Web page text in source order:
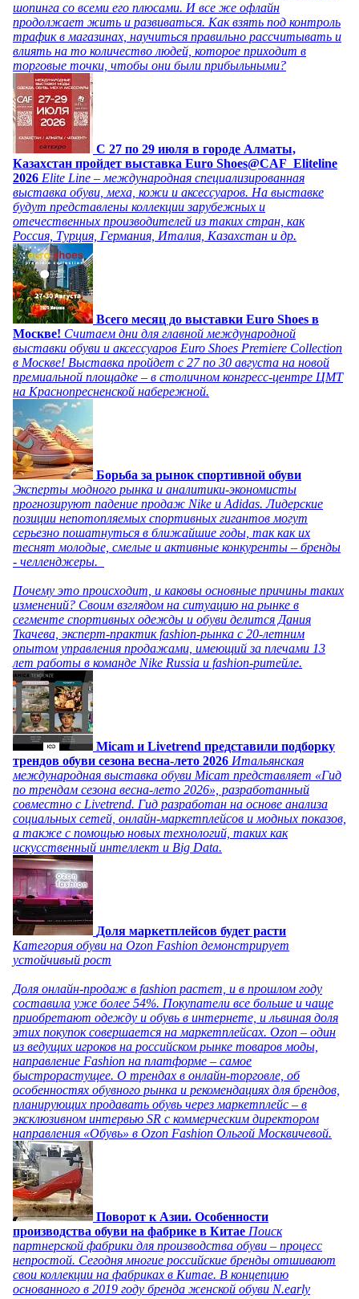
шопинга со всеми его плюсами. И все же офлайн
продолжает жить и развиваться. Как взять под контроль
трафик в магазинах, научиться правильно рассчитывать и
влиять на то количество людей, которое приходит в
торговые точки, чтобы они были прибыльными?
C 27 по 29 июля в городе Алматы,
Казахстан пройдет выставка Euro Shoes@CAF_Eliteline
2026 Elite Line – международная специализированная
выставка обуви, меха, кожи и аксессуаров. На выставке
будут представлены коллекции зарубежных и
отечественных производителей из таких стран, как
Россия, Турция, Германия, Италия, Казахстан и др.
Всего месяц до выставки Euro Shoes в
Москве! Считаем дни для главной международной
выставки обуви и аксессуаров Euro Shoes Premiere Collection
в Москве! Выставка пройдет с 27 по 30 августа на новой
премиальной площадке – в столичном конгресс-центре ЦМТ
на Краснопресненской набережной.
Борьба за рынок спортивной обуви
Эксперты модного рынка и аналитики-экономисты
прогнозируют падение продаж Nike и Adidas. Лидерские
позиции непотопляемых спортивных гигантов могут
серьезно пошатнуться в ближайшие годы, так как их
теснят молодые, смелые и активные конкуренты – бренды
- челленджеры.
Почему это происходит, и каковы основные причины таких
изменений? Своим взглядом на ситуацию на рынке в
сегменте спортивных одежды и обуви делится Дания
Ткачева, эксперт-практик fashion-рынка с 20-летним
опытом управления продажами, имеющий за плечами 13
лет работы в команде Nike Russia и fashion-ритейле.
Micam и Livetrend представили подборку
трендов обуви сезона весна-лето 2026 Итальянская
международная выставка обуви Micam представляет «Гид
по трендам сезона весна-лето 2026», разработанный
совместно с Livetrend. Гид разработан на основе анализа
социальных сетей, онлайн-маркетплейсов и модных показов,
а также с помощью новых технологий, таких как
искусственный интеллект и Big Data.
Доля маркетплейсов будет расти
Категория обуви на Ozon Fashion демонстрирует
устойчивый рост
Доля онлайн-продаж в fashion растет, и в прошлом году
составила уже более 54%. Покупатели все больше и чаще
приобретают одежду и обувь в интернете, и львиная доля
этих покупок совершается на маркетплейсах. Ozon – один
из ведущих игроков на российском рынке товаров моды,
направление Fashion на платформе – самое
быстрорастущее. О трендах в онлайн-торговле, об
особенностях обувного рынка и рекомендациях для брендов,
планирующих продавать обувь через маркетплейс – в
эксклюзивном интервью SR с коммерческим директором
направления «Обувь» в Ozon Fashion Ольгой Москвичевой.
Поворот к Азии. Особенности
производства обуви на фабрике в Китае Поиск
партнерской фабрики для производства обуви – процесс
непростой. Сегодня многие российские бренды отшивают
свои коллекции на фабриках в Китае. В концепцию
основанного в 2019 году бренда женской обуви N.early